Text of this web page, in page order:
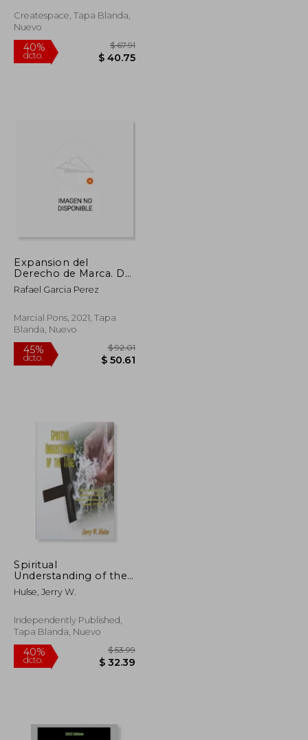
Createspace, Tapa Blanda,
Nuevo
$ 55.81
$ 33.49
Expansion del
Derecho de Marca. De
la Marca Como
Indicacion de la
Rafael Garcia Perez
Marcial Pons, 2021, Tapa
Blanda, Nuevo
45%
dcto.
Spiritual
Understanding of the
Tithe (en Inglés)
Hulse, Jerry W.
Independently Published,
Tapa Blanda, Nuevo